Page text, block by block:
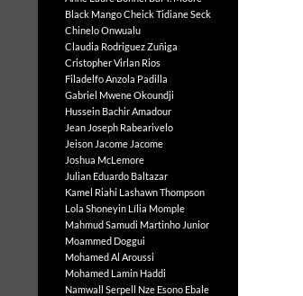
Black MangoCheick Tidiane Seck
Chinelo Onwualu
Claudia Rodriguez Zuñiga
Cristopher Virlan Rios
Filadelfo Anzola Padilla
Gabriel Mwene Okoundji
Hussein Bachir Amadour
Jean Joseph Rabearivelo
Jeison Jacome Jacome
Joshua McLemore
Julian Eduardo Baltazar
Kamel Riahi Lashawn Thompson
Lola Shoneyin Lília Momple
Mahmud Samudi Martinho Junior
Moammed Doggui
Mohamed Al Aroussi
Mohamed Lamin Haddi
Namwall Serpell Nze Esono Ebale